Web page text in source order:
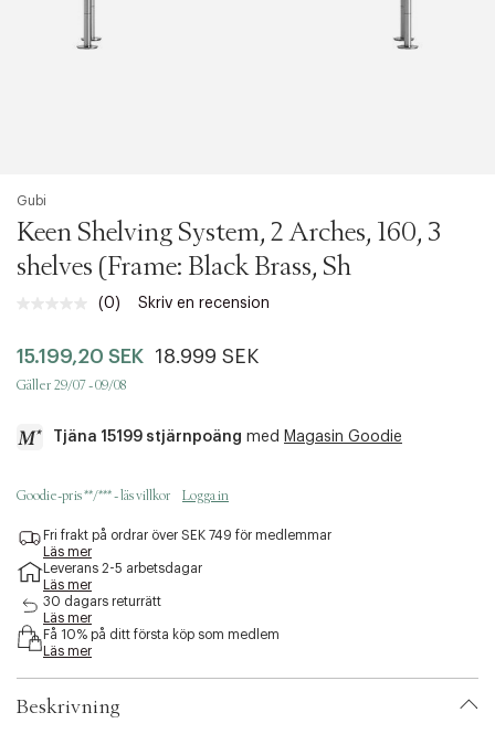
Gubi
Keen Shelving System, 2 Arches, 160, 3
shelves (Frame: Black Brass, Sh
Inget
Länk
till
samma
(0) Skriv en recension
15.199,20 SEK 18.999 SEK
Gäller 29/07 - 09/08
Tjäna 15199 stjärnpoäng med Magasin Goodie
c
e
s
s
b
i
i
t
Goodie-pris **/*** - läs villkor Logga in
Fri frakt på ordrar över SEK 749 för medlemmar
Läs mer
Leverans 2-5 arbetsdagar
Läs mer
30 dagars returrätt
Läs mer
Få 10% på ditt första köp som medlem
Läs mer
Beskrivning